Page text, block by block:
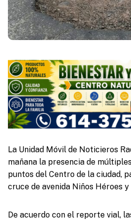
La Unidad Móvil de Noticieros
mañana la presencia de
puntos del Centro de la ciudad,
cruce de avenida Niños Héroes
De acuerdo con el reporte vial,